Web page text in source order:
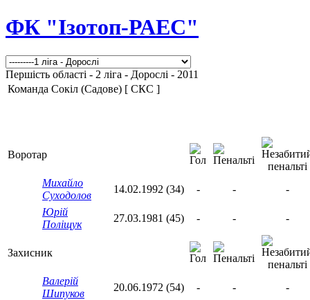
ФК "Ізотоп-РАЕС"
Першість області - 2 ліга - Дорослі - 2011
Команда Сокіл (Садове) [ СКС ]
Воротар
Михайло
Суходолов
14.02.1992 (34) - -
-
Юрій
Поліщук
27.03.1981 (45) - - -
Захисник
Валерій
Шипуков
20.06.1972 (54) - -
-